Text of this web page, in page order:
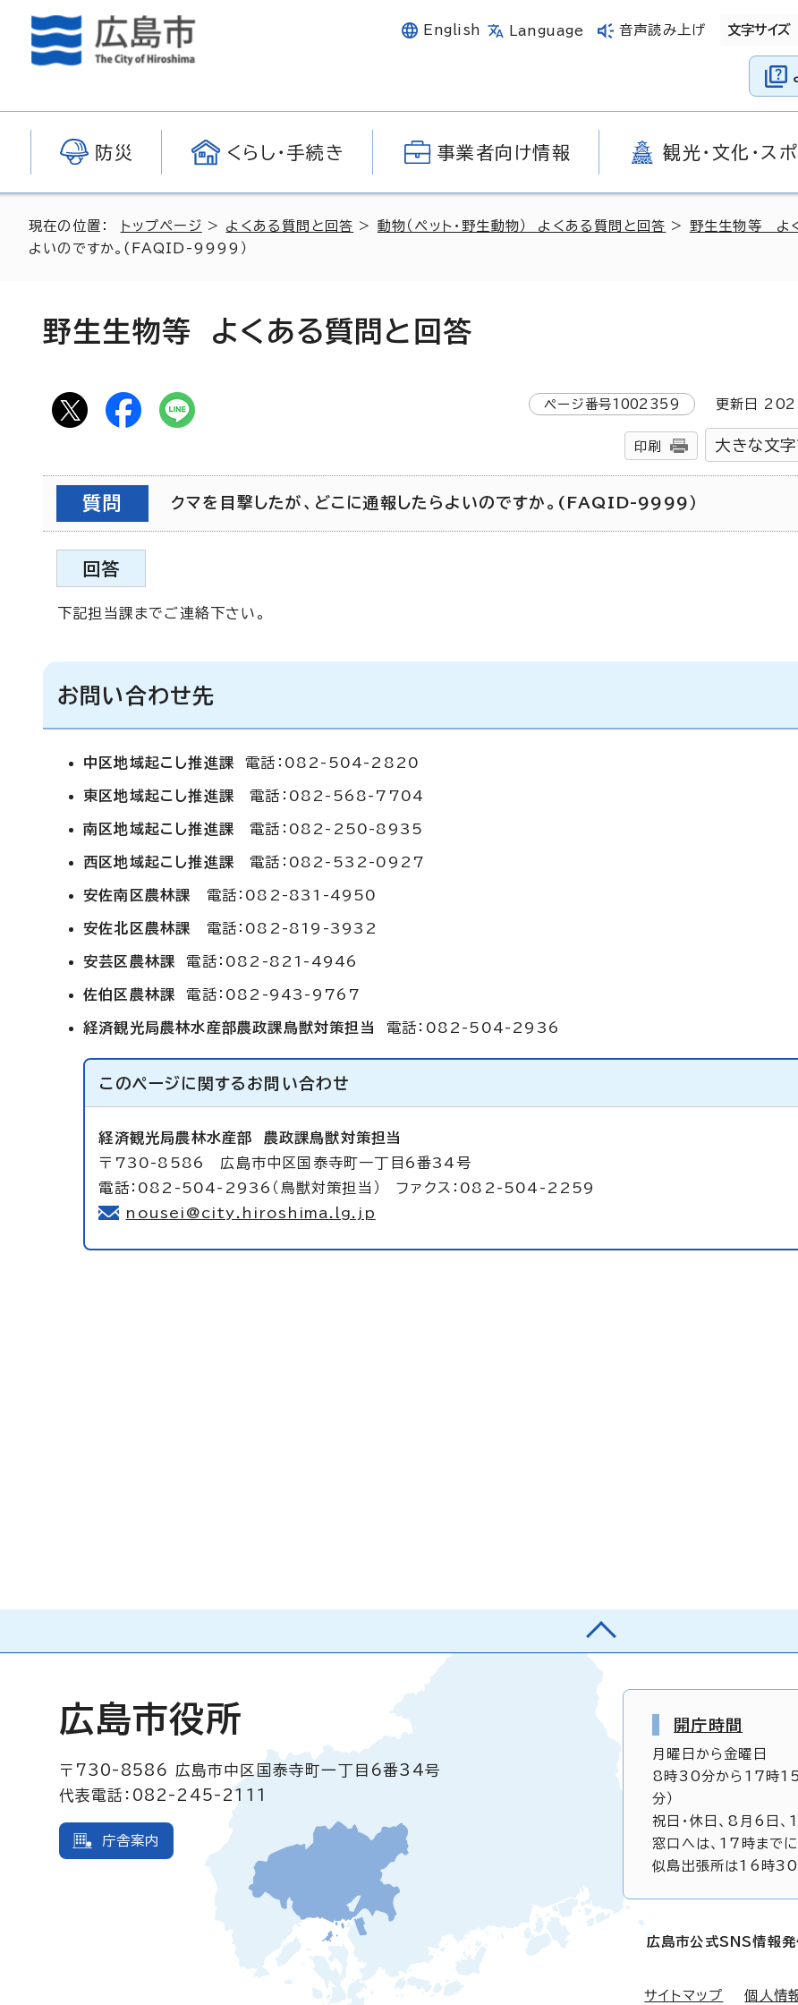
English Language 音声読み上げ 文字サイズ
防災 くらし・手続き 事業者向け情報 観光・文化・ス
現在の位置： トップページ > よくある質問と回答 > 動物（ペット・野生動物） よくある質問と回答 > 野生生物等 よ
よいのですか。(FAQID-9999）
野生生物等 よくある質問と回答
ページ番号1002359 更新日
印刷 大きな文字
質問 クマを目撃したが、どこに通報したらよいのですか。(FAQID-9999）
回答
下記担当課までご連絡下さい。
お問い合わせ先
中区地域起こし推進課電話：082-504-2820
東区地域起こし推進課 電話：082-568-7704
南区地域起こし推進課 電話：082-250-8935
西区地域起こし推進課 電話：082-532-0927
安佐南区農林課 電話：082-831-4950
安佐北区農林課 電話：082-819-3932
安芸区農林課電話：082-821-4946
佐伯区農林課電話：082-943-9767
経済観光局農林水産部農政課鳥獣対策担当電話：082-504-2936
このページに関する お問い合わせ
経済観光局農林水産部 農政課鳥獣対策担当
〒730-8586 広島市中区国泰寺町一丁目6番34号
電話：082-504-2936（鳥獣対策担当） ファクス：082-504-2259
nousei@city.hiroshima.lg.jp
広島市役所
〒730-8586
広島市中区国泰寺町一丁目6番34号
代表電話：082-245-2111
庁舎案内
開庁時間
月曜日から金曜日
8時30分から17時15
分）
祝日・休日、8月6日
窓口へは、17時までに
似島出張所は16時30
広島市公式SNS情報発
サイトマップ 個人情